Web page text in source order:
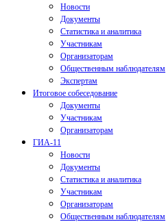
Новости
Документы
Статистика и аналитика
Участникам
Организаторам
Общественным наблюдателям
Экспертам
Итоговое собеседование
Документы
Участникам
Организаторам
ГИА-11
Новости
Документы
Статистика и аналитика
Участникам
Организаторам
Общественным наблюдателям